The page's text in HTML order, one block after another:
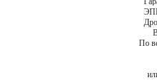
По